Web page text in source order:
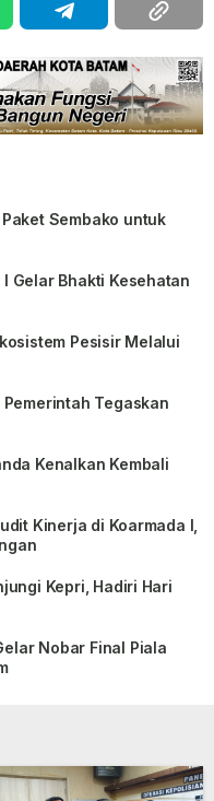
Sembako untuk
Gelar Bhakti Kesehatan
Pesisir Melalui
Tegaskan
Kenalkan Kembali
Kinerja di Koarmada I,
Kepri, Hadiri Hari
Nobar Final Piala